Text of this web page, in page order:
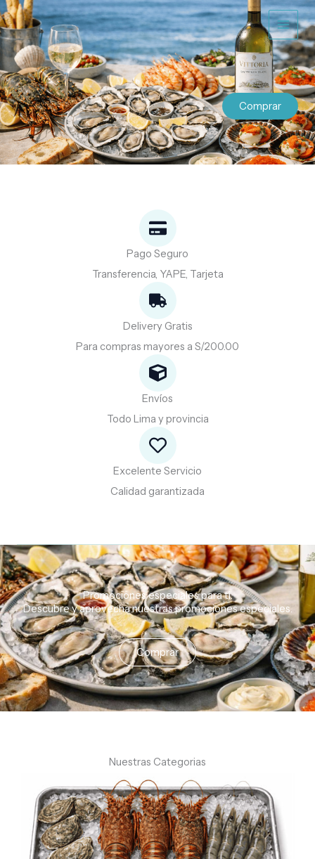
al
contenido
Comprar
Pago Seguro
Transferencia, YAPE, Tarjeta
Delivery Gratis
Para compras mayores a S/200.00
Envíos
Todo Lima y provincia
Excelente Servicio
Calidad garantizada
Promociones especiales para ti.
Descubreyaprovechanuestraspromocionesespeciales.
Comprar
Nuestras Categorias